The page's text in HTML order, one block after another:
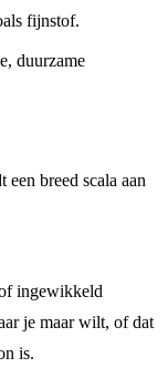
fijnstof.
duurzame
breed scala aan
ingewikkeld
je maar wilt, of dat
is.